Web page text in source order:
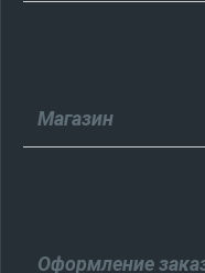
Магазин
Оформление